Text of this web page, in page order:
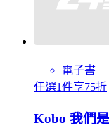
電子書
任選1件享75折
Kobo 我們